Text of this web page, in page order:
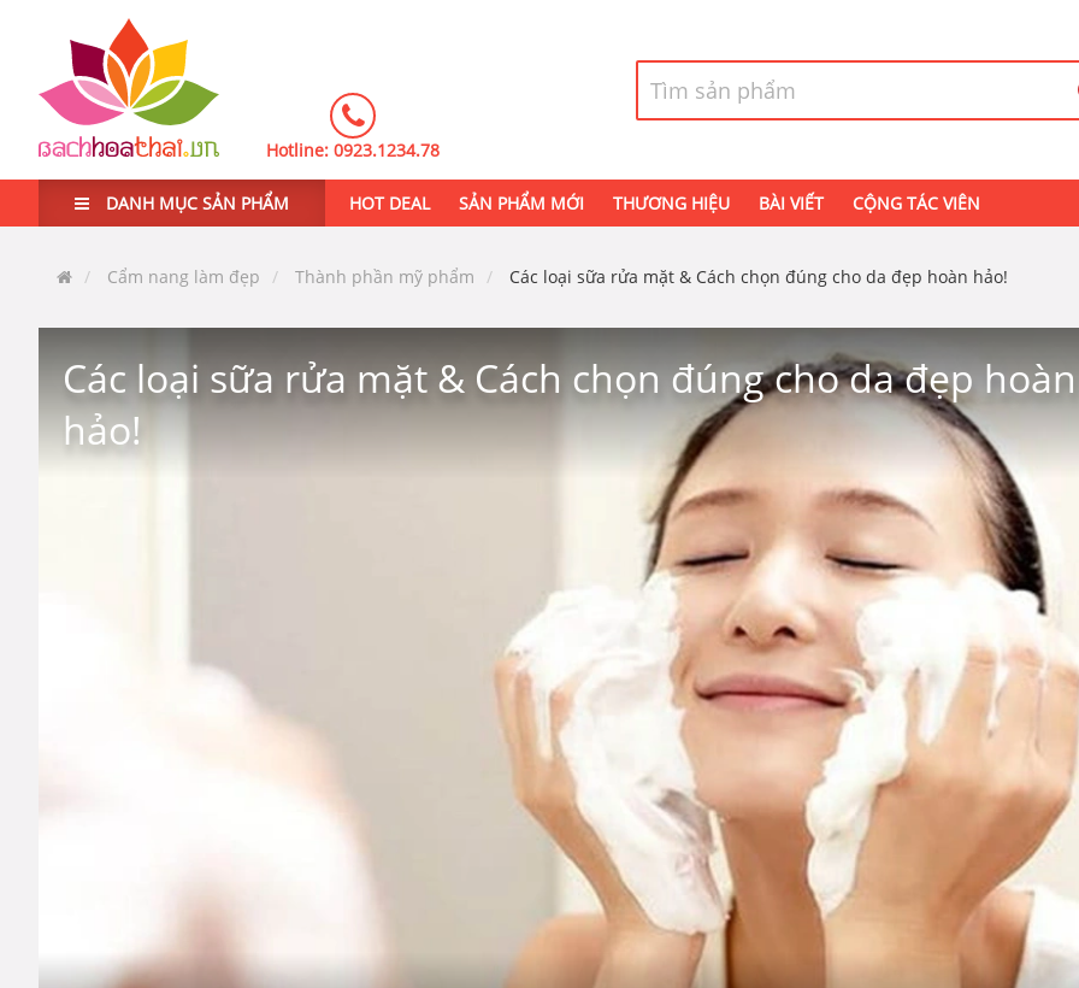
Hotline: 0923.1234.78
DANH MỤC SẢN PHẨM HOT DEAL SẢN PHẨM MỚI THƯƠNG HIỆU BÀI VIẾT CỘNG TÁC VIÊN
Cẩm nang làm đẹp Thành phần mỹ phẩm Các loại sữa rửa mặt & Cách chọn đúng cho da đẹp hoàn hảo!
Các loại sữa rửa mặt & Cách chọn đúng cho da đẹp hoàn
hảo!